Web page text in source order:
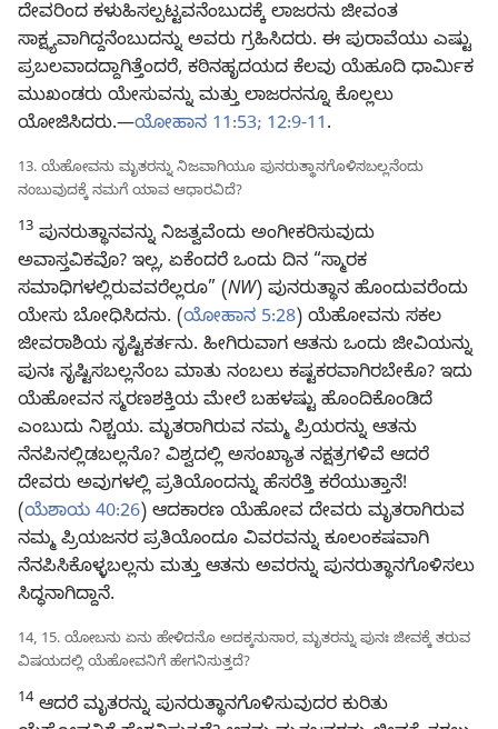
ದೇವರಿಂದ ಕಳುಹಿಸಲ್ಪಟ್ಟವನೆಂಬುದಕ್ಕೆ ಲಾಜರನು ಜೀವಂತ
ಸಾಕ್ಷ್ಯವಾಗಿದ್ದನೆಂಬುದನ್ನು ಅವರು ಗ್ರಹಿಸಿದರು. ಈ ಪುರಾವೆಯು ಎಷ್ಟು
ಪ್ರಬಲವಾದದ್ದಾಗಿತ್ತೆಂದರೆ, ಕಠಿನಹೃದಯದ ಕೆಲವು ಯೆಹೂದಿ ಧಾರ್ಮಿಕ
ಮುಖಂಡರು ಯೇಸುವನ್ನು ಮತ್ತು ಲಾಜರನನ್ನೂ ಕೊಲ್ಲಲು
ಯೋಜಿಸಿದರು.—ಯೋಹಾನ 11:53; 12:9-11.
13. ಯೆಹೋವನು ಮೃತರನ್ನು ನಿಜವಾಗಿಯೂ ಪುನರುತ್ಥಾನಗೊಳಿಸಬಲ್ಲನೆಂದು
ನಂಬುವುದಕ್ಕೆ ನಮಗೆ ಯಾವ ಆಧಾರವಿದೆ?
13 ಪುನರುತ್ಥಾನವನ್ನು ನಿಜತ್ವವೆಂದು ಅಂಗೀಕರಿಸುವುದು
ಅವಾಸ್ತವಿಕವೊ? ಇಲ್ಲ, ಏಕೆಂದರೆ ಒಂದು ದಿನ “ಸ್ಮಾರಕ
ಸಮಾಧಿಗಳಲ್ಲಿರುವವರೆಲ್ಲರೂ” (NW) ಪುನರುತ್ಥಾನ ಹೊಂದುವರೆಂದು
ಯೇಸು ಬೋಧಿಸಿದನು. (ಯೋಹಾನ 5:28) ಯೆಹೋವನು ಸಕಲ
ಜೀವರಾಶಿಯ ಸೃಷ್ಟಿಕರ್ತನು. ಹೀಗಿರುವಾಗ ಆತನು ಒಂದು ಜೀವಿಯನ್ನು
ಪುನಃ ಸೃಷ್ಟಿಸಬಲ್ಲನೆಂಬ ಮಾತು ನಂಬಲು ಕಷ್ಟಕರವಾಗಿರಬೇಕೊ? ಇದು
ಯೆಹೋವನ ಸ್ಮರಣಶಕ್ತಿಯ ಮೇಲೆ ಬಹಳಷ್ಟು ಹೊಂದಿಕೊಂಡಿದೆ
ಎಂಬುದು ನಿಶ್ಚಯ. ಮೃತರಾಗಿರುವ ನಮ್ಮ ಪ್ರಿಯರನ್ನು ಆತನು
ನೆನಪಿನಲ್ಲಿಡಬಲ್ಲನೊ? ವಿಶ್ವದಲ್ಲಿ ಅಸಂಖ್ಯಾತ ನಕ್ಷತ್ರಗಳಿವೆ ಆದರೆ
ದೇವರು ಅವುಗಳಲ್ಲಿ ಪ್ರತಿಯೊಂದನ್ನು ಹೆಸರೆತ್ತಿ ಕರೆಯುತ್ತಾನೆ!
(ಯೆಶಾಯ 40:26) ಆದಕಾರಣ ಯೆಹೋವ ದೇವರು ಮೃತರಾಗಿರುವ
ನಮ್ಮ ಪ್ರಿಯಜನರ ಪ್ರತಿಯೊಂದೂ ವಿವರವನ್ನು ಕೂಲಂಕಷವಾಗಿ
ನೆನಪಿಸಿಕೊಳ್ಳಬಲ್ಲನು ಮತ್ತು ಆತನು ಅವರನ್ನು ಪುನರುತ್ಥಾನಗೊಳಿಸಲು
ಸಿದ್ಧನಾಗಿದ್ದಾನೆ.
14, 15. ಯೋಬನು ಏನು ಹೇಳಿದನೊ ಅದಕ್ಕನುಸಾರ, ಮೃತರನ್ನು ಪುನಃ ಜೀವಕ್ಕೆ ತರುವ
ವಿಷಯದಲ್ಲಿ ಯೆಹೋವನಿಗೆ ಹೇಗನಿಸುತ್ತದೆ?
14ಆದರೆ ಮೃತರನ್ನು ಪುನರುತ್ಥಾನಗೊಳಿಸುವುದರ ಕುರಿತು